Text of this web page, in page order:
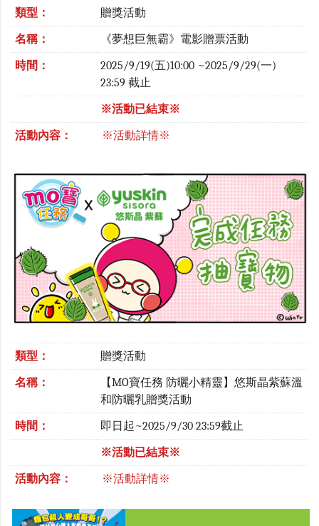
類型： 贈獎活動
名稱： 《夢想巨無霸》電影贈票活動
時間：
2025/9/19(五)10:00 ~2025/9/29(一)
23:59 截止
※活動已結束※
活動內容： ※活動詳情※
類型： 贈獎活動
名稱：
【MO寶任務 防曬小精靈】悠斯晶紫蘇溫
和防曬乳贈獎活動
時間： 即日起~2025/9/30 23:59截止
※活動已結束※
活動內容： ※活動詳情※